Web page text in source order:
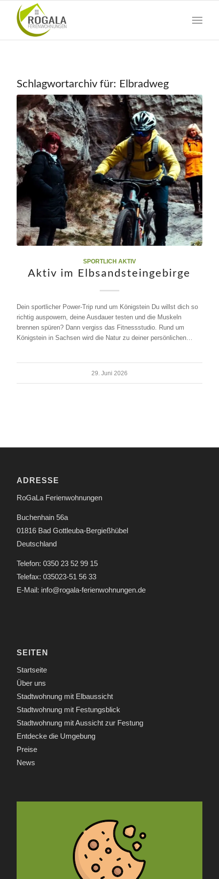
Schlagwortarchiv für: Elbradweg
SPORTLICH AKTIV
Aktiv im Elbsandsteingebirge
Dein sportlicher Power-Trip rund um Königstein Du willst dich so
richtig auspowern, deine Ausdauer testen und die Muskeln
brennen spüren? Dann vergiss das Fitnessstudio. Rund um
Königstein in Sachsen wird die Natur zu deiner persönlichen…
29. Juni 2026
ADRESSE
RoGaLa Ferienwohnungen
Buchenhain 56a
01816 Bad Gottleuba-Bergießhübel
Deutschland
Telefon: 0350 23 52 99 15
Telefax: 035023-51 56 33
E-Mail: info@rogala-ferienwohnungen.de
SEITEN
Startseite
Über uns
Stadtwohnung mit Elbaussicht
Stadtwohnung mit Festungsblick
Stadtwohnung mit Aussicht zur Festung
Entdecke die Umgebung
Preise
News
INFORMATIONEN